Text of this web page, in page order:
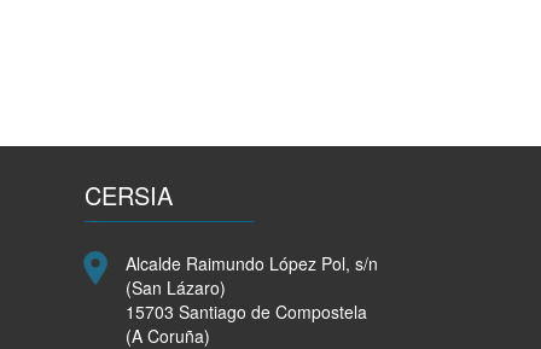
CERSIA
Alcalde Raimundo López Pol, s/n
(San Lázaro)
15703 Santiago de Compostela
(A Coruña)